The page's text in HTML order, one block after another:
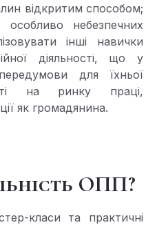
відкритим способом;
небезпечних
інші навички
діяльності, що у
для їхньої
на ринку праці,
як громадянина.
ОПП?
класи та практичні